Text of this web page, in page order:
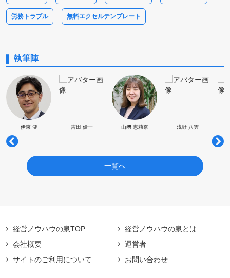
労務トラブル 無料エクセルテンプレート
執筆陣
伊東 健 吉田 優一 山﨑 恵莉奈 浅野 八雲
一覧へ
経営ノウハウの泉TOP
経営ノウハウの泉とは
会社概要
運営者
サイトのご利用について
お問い合わせ